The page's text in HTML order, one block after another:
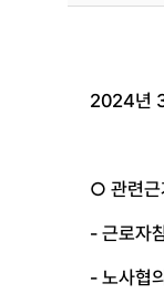
2024년
○ 관련근
- 근로자
- 노사협